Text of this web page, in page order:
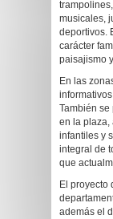
musicales,
deportivos.
carácter
paisajismo
En las
También
en la plaza,
infantiles y
integral de
que
El proyecto
además el